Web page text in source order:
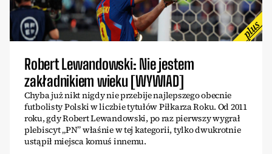
Robert Lewandowski: Nie jestem
zakładnikiem wieku [WYWIAD]
Chyba już nikt nigdy nie przebije najlepszego obecnie
futbolisty Polski w liczbie tytułów Piłkarza Roku. Od 2011
roku, gdy Robert Lewandowski, po raz pierwszy wygrał
plebiscyt „PN” właśnie w tej kategorii, tylko dwukrotnie
ustąpił miejsca komuś innemu.